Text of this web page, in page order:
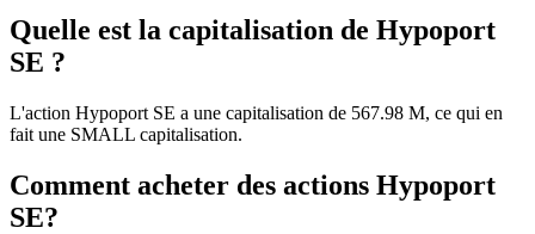
Quelle est la capitalisation de Hypoport
SE ?
L'action Hypoport SE a une capitalisation de 567.98 M, ce qui en
fait une SMALL capitalisation.
Comment acheter des actions Hypoport
SE?